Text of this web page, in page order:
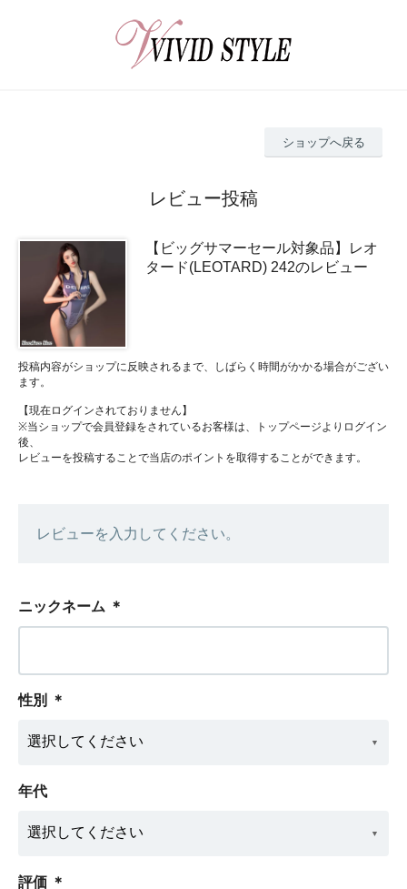
ショップへ戻る
レビュー投稿
【ビッグサマーセール対象品】レオ
タード(LEOTARD) 242のレビュー
投稿内容がショップに反映されるまで、しばらく時間がかかる場合がござい
ます。
【現在ログインされておりません】
※当ショップで会員登録をされているお客様は、トップページよりログイン
後、
レビューを投稿することで当店のポイントを取得することができます。
レビューを入力してください。
ニックネーム ＊
性別 ＊
年代
評価 ＊